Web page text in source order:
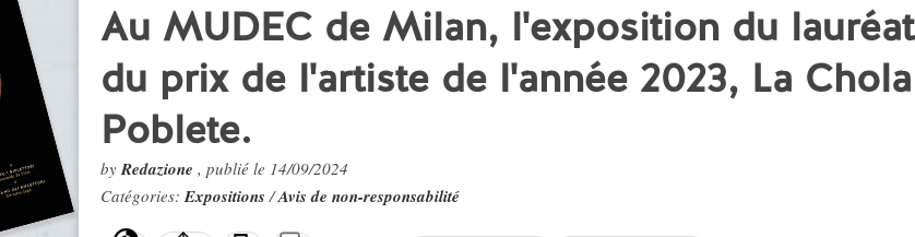
Au MUDEC de Milan, l'exposition du lauréat
du prix de l'artiste de l'année 2023, La Chola
Poblete.
byRedazione , publié le 14/09/2024
Catégories:Expositions/Avis de non-responsabilité